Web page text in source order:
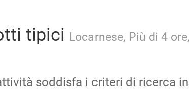
tipici Locarnese, Più di 4
soddisfa i criteri di ricerca